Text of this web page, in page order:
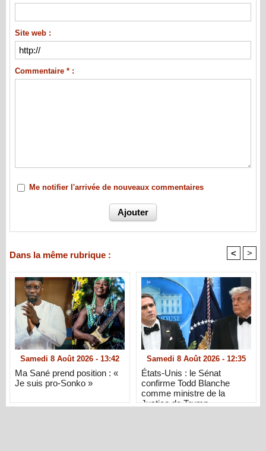
Site web :
Commentaire * :
Me notifier l'arrivée de nouveaux commentaires
Dans la même rubrique : < >
Samedi 8 Août 2026 - 13:42
Ma Sané prend position : «
Je suis pro-Sonko »
Samedi 8 Août 2026 - 12:35
États-Unis : le Sénat
confirme Todd Blanche
comme ministre de la
Justice de Trump